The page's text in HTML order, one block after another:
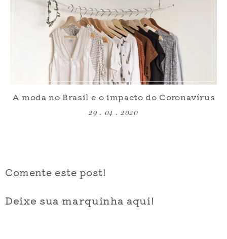
A moda no Brasil e o impacto do Coronavírus
29 . 04 . 2020
Comente este post!
Deixe sua marquinha aqui!